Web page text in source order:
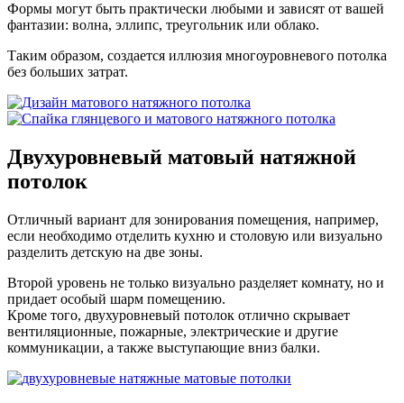
Формы могут быть практически любыми и зависят от вашей
фантазии: волна, эллипс, треугольник или облако.
Таким образом, создается иллюзия многоуровневого потолка
без больших затрат.
Двухуровневый матовый натяжной
потолок
Отличный вариант для зонирования помещения, например,
если необходимо отделить кухню и столовую или визуально
разделить детскую на две зоны.
Второй уровень не только визуально разделяет комнату, но и
придает особый шарм помещению.
Кроме того, двухуровневый потолок отлично скрывает
вентиляционные, пожарные, электрические и другие
коммуникации, а также выступающие вниз балки.